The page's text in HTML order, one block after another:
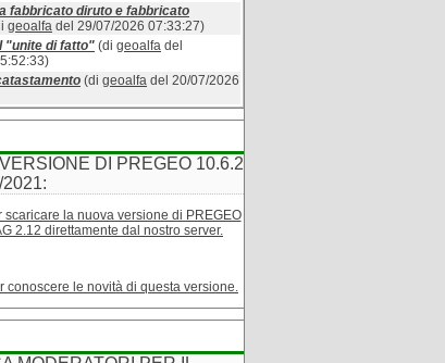
fabbricato diruto e fabbricato
geoalfa del 29/07/2026 07:33:27)
"unite di fatto" (di geoalfa del
(di geoalfa del 20/07/2026
DI PREGEO 10.6.2
scaricare la nuova versione di PREGEO
2.12 direttamente dal nostro server.
conoscere le novità di questa versione.